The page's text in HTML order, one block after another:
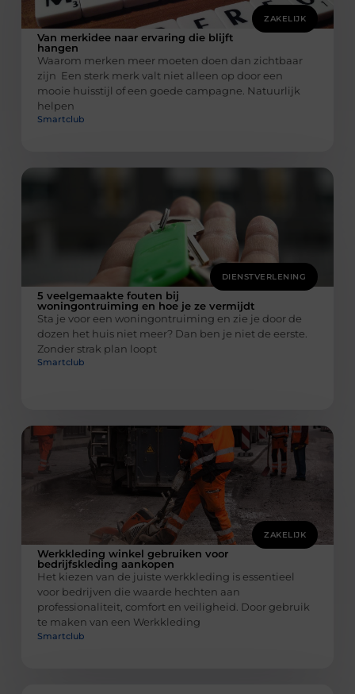
ZAKELIJK
Van merkidee naar ervaring die blijft
hangen
Waarom merken meer moeten doen dan zichtbaar
zijn Een sterk merk valt niet alleen op door een
mooie huisstijl of een goede campagne. Natuurlijk
helpen
Smartclub
DIENSTVERLENING
5 veelgemaakte fouten bij
woningontruiming en hoe je ze vermijdt
Sta je voor een woningontruiming en zie je door de
dozen het huis niet meer? Dan ben je niet de eerste.
Zonder strak plan loopt
Smartclub
ZAKELIJK
Werkkleding winkel gebruiken voor
bedrijfskleding aankopen
Het kiezen van de juiste werkkleding is essentieel
voor bedrijven die waarde hechten aan
professionaliteit, comfort en veiligheid. Door gebruik
te maken van een Werkkleding
Smartclub